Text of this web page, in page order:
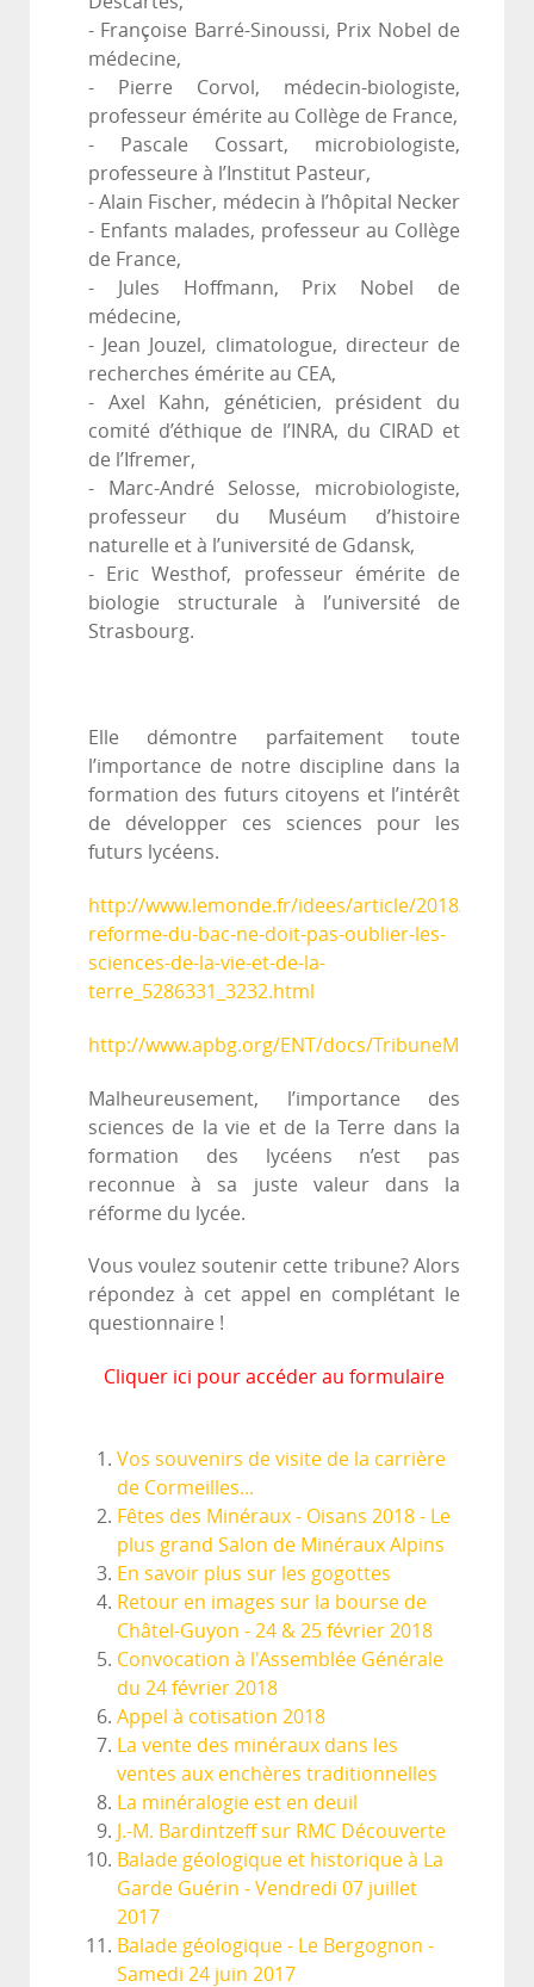
- Françoise Barré-Sinoussi, Prix Nobel de
médecine,
- Pierre Corvol, médecin-biologiste,
professeur émérite au Collège de France,
- Pascale Cossart, microbiologiste,
professeure à l’Institut Pasteur,
- Alain Fischer, médecin à l’hôpital Necker
- Enfants malades, professeur au Collège
de France,
- Jules Hoffmann, Prix Nobel de
médecine,
- Jean Jouzel, climatologue, directeur de
recherches émérite au CEA,
- Axel Kahn, généticien, président du
comité d’éthique de l’INRA, du CIRAD et
de l’Ifremer,
- Marc-André Selosse, microbiologiste,
professeur du Muséum d’histoire
naturelle et à l’université de Gdansk,
- Eric Westhof, professeur émérite de
biologie structurale à l’université de
Strasbourg.
Elle démontre parfaitement toute
l’importance de notre discipline dans la
formation des futurs citoyens et l’intérêt
de développer ces sciences pour les
futurs lycéens.
http://www.lemonde.fr/idees/article/2018/04/17/
reforme-du-bac-ne-doit-pas-oublier-les-
sciences-de-la-vie-et-de-la-
terre_5286331_3232.html
http://www.apbg.org/ENT/docs/
Malheureusement, l’importance des
sciences de la vie et de la Terre dans la
formation des lycéens n’est pas
reconnue à sa juste valeur dans la
réforme du lycée.
Vous voulez soutenir cette tribune? Alors
répondez à cet appel en complétant le
questionnaire !
Cliquer ici pour accéder au formulaire
Vos souvenirs de visite de la carrière
de Cormeilles...
Fêtes des Minéraux - Oisans 2018 - Le
plus grand Salon de Minéraux Alpins
En savoir plus sur les gogottes
Retour en images sur la bourse de
Châtel-Guyon - 24 & 25 février 2018
Convocation à l'Assemblée Générale
du 24 février 2018
Appel à cotisation 2018
La vente des minéraux dans les
ventes aux enchères traditionnelles
La minéralogie est en deuil
J.-M. Bardintzeff sur RMC Découverte
Balade géologique et historique à La
Garde Guérin - Vendredi 07 juillet
2017
Balade géologique - Le Bergognon -
Samedi 24 juin 2017